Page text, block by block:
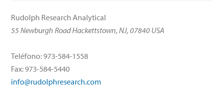
Rudolph Research Analytical
55 Newburgh Road Hackettstown, NJ, 07840 USA
Teléfono: 973-584-1558
Fax: 973-584-5440
info@rudolphresearch.com